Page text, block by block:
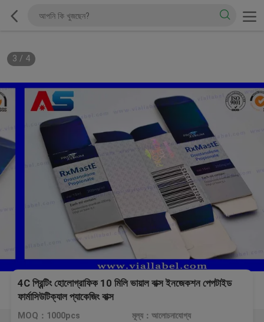
3 / 4
4C প্রিন্টিং হোলোগ্রাফিক 10 মিলি ভায়াল বাক্স ইনজেকশন পেপটাইড
ফার্মাসিউটিক্যাল প্যাকেজিং বাক্স
MOQ：1000pcs মূল্য：আলোচনাযোগ্য